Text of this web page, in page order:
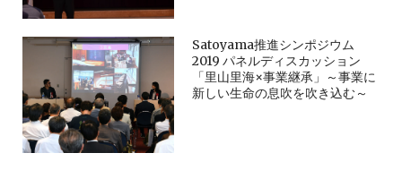
Satoyama推進シンポジウム
2019 パネルディスカッション
「里山里海×事業継承」～事業に
新しい生命の息吹を吹き込む～